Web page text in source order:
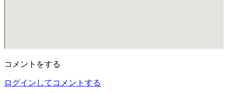
コメントをする
ログインしてコメントする